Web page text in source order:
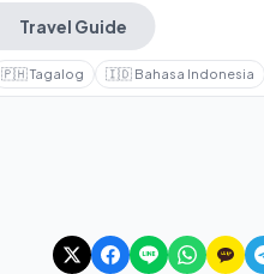
Travel Guide
🇵🇭Tagalog 🇮🇩 Bahasa Indonesia